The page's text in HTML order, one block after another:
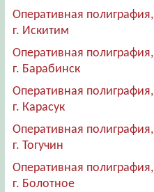
Оперативная полиграфия,
г. Искитим
Оперативная полиграфия,
г. Барабинск
Оперативная полиграфия,
г. Карасук
Оперативная полиграфия,
г. Тогучин
Оперативная полиграфия,
г. Болотное